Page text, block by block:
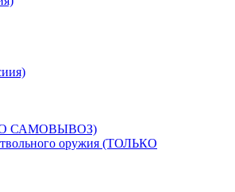
САМОВЫВОЗ)
оружия (ТОЛЬКО